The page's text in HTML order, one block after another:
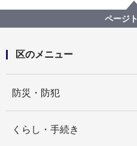
ページ
区のメニュー
防災・防犯
くらし・手続き